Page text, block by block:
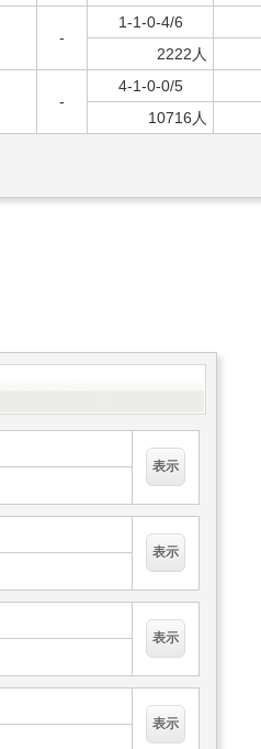
-
1-1-0-4/6
2222人
-
4-1-0-0/5
10716人